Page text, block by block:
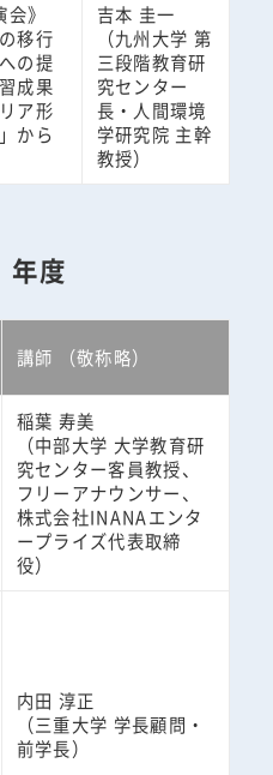
》
移行
の提
成果
ア形
から
吉本 圭一
（九州大学 第
三段階教育研
究センター
長・人間環境
学研究院 主幹
教授）
度
講師 （敬称略）
稲葉 寿美
（中部大学 大学教育研
究センター客員教授、
フリーアナウンサー、
株式会社INANAエンタ
ープライズ代表取締
役）
内田 淳正
（三重大学 学長顧問・
前学長）